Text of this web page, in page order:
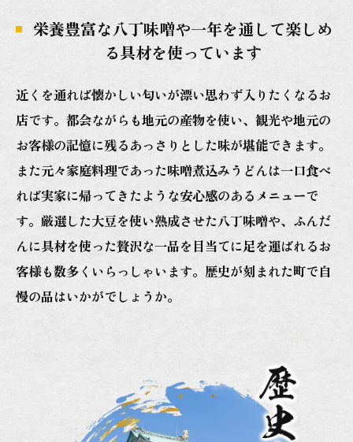
栄養豊富な八丁味噌や一年を通して楽しめ
る具材を使っています
近くを通れば懐かしい匂いが漂い思わず入りたくなるお
店です。都会ながらも地元の産物を使い、観光や地元の
お客様の記憶に残るあっさりとした味が堪能できます。
また元々家庭料理であった味噌煮込みうどんは一口食べ
れば実家に帰ってきたような安心感のあるメニューで
す。厳選した大豆を使い熟成させた八丁味噌や、ふんだ
んに具材を使った贅沢な一品を目当てに足を運ばれるお
客様も数多くいらっしゃいます。歴史が刻まれた町で自
慢の品はいかがでしょうか。